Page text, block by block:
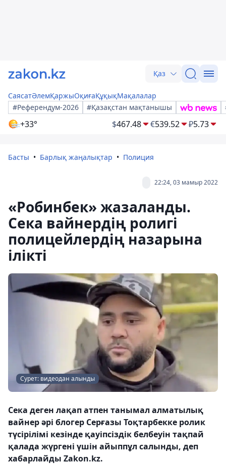
Қаз
СаясатӘлемҚаржыОқиғаҚұқықМақалалар
#Референдум-2026
#Қазақстан мақтанышы
+33° $467.48 €539.52 ₽5.73
Басты Барлық жаңалықтар Полиция
22:24, 03 мамыр 2022
«Робинбек» жазаланды.
Сека вайнердің ролигі
полицейлердің назарына
ілікті
Сурет: видеодан алынды
Сека деген лақап атпен танымал алматылық
вайнер әрі блогер Серғазы Тоқтарбекке ролик
түсірілімі кезінде қауіпсіздік белбеуін тақпай
қалада жүргені үшін айыппұл салынды, деп
хабарлайды Zakon.kz.